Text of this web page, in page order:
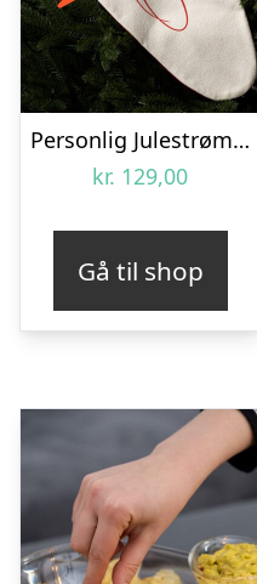
Personlig Julestrømpe med Tekst
kr. 129,00
Gå til shop